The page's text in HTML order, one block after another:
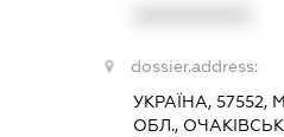
dossier.address:
УКРАЇНА, 57552,
ОБЛ.,